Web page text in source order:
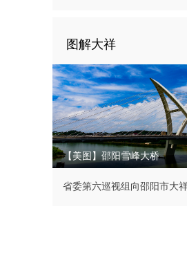
图解大祥
【美图】邵阳雪峰大桥
省委第六巡视组向邵阳市大